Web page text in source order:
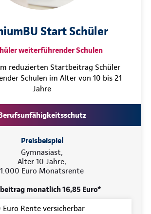
Start Schüler
weiterführender Schulen
reduzierten Startbeitrag Schüler
Schulen im Alter von 10 bis 21
Jahre
Preisbeispiel
Gymnasiast,
Alter 10 Jahre,
1.000 Euro Monatsrente
monatlich 16,85 Euro*
Euro Rente versicherbar